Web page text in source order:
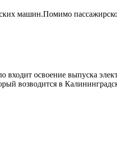
машин.Помимо
освоение выпуска
возводится в